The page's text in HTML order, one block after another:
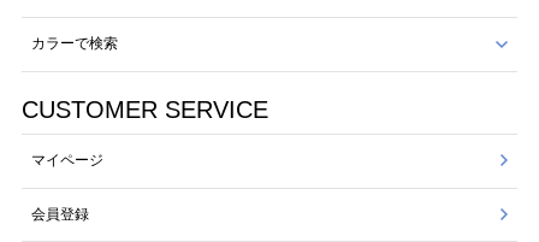
カラーで検索
CUSTOMER SERVICE
マイページ
会員登録